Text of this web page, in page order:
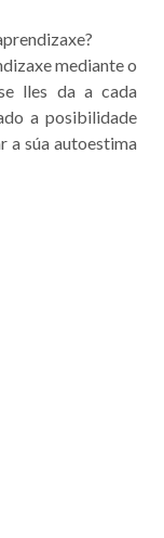
mediante o
lles da a cada
a posibilidade
a súa autoestima